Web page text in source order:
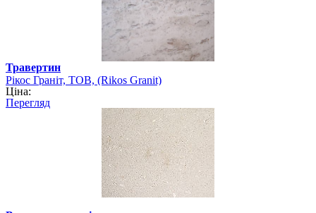
Травертин
Рікос Граніт, ТОВ, (Rikos Granit)
Ціна:
Перегляд